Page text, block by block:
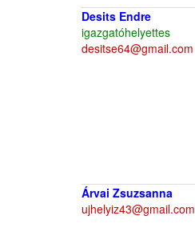
Desits Endre
igazgatóhelyettes
desitse64@gmail.com
Árvai Zsuzsanna
ujhelyiz43@gmail.com